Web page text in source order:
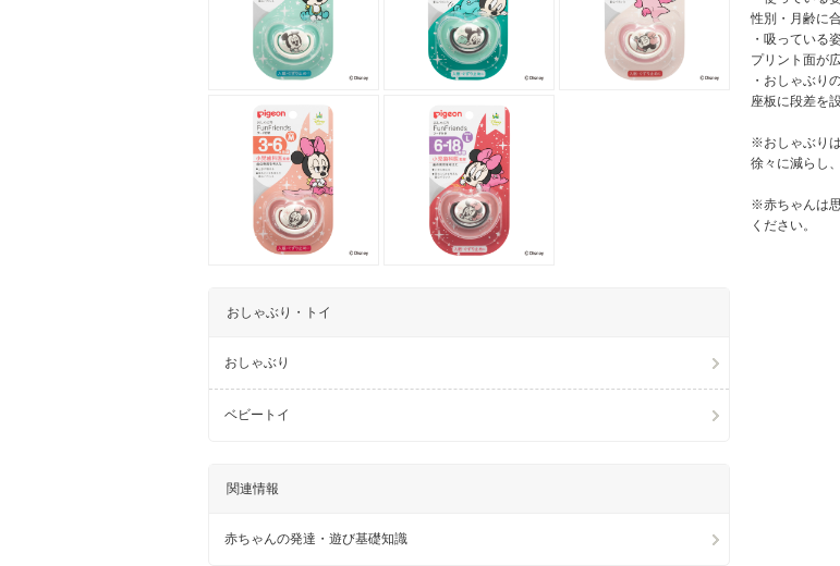
おしゃぶり・トイ
おしゃぶり
ベビートイ
関連情報
赤ちゃんの発達・遊び基礎知識
性別・月齢に
・吸っている
プリント面が
・おしゃぶり
座板に段差を
※おしゃぶり
徐々に減らし
※赤ちゃんは
ください。